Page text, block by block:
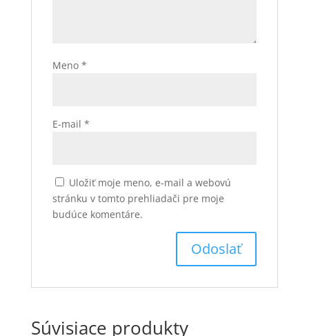
Meno *
E-mail *
Uložiť moje meno, e-mail a webovú
stránku v tomto prehliadači pre moje
budúce komentáre.
Súvisiace produkty